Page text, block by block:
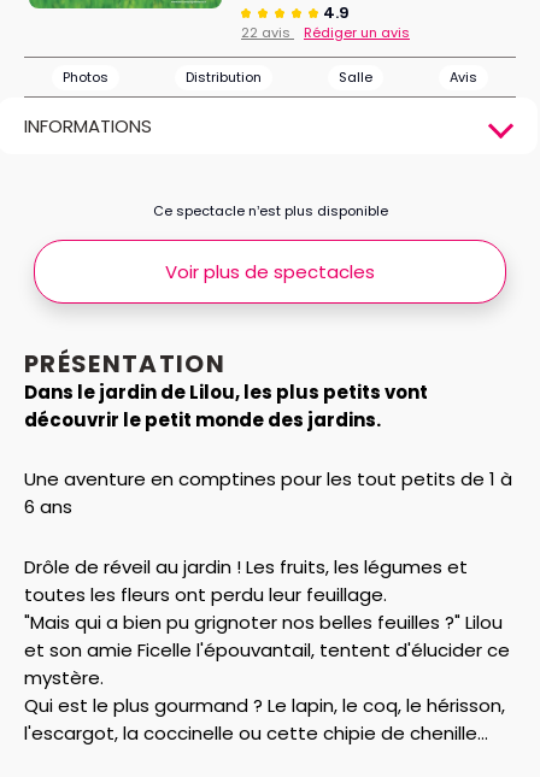
4.9
22 avis Rédiger un avis
Photos Distribution Salle Avis
INFORMATIONS
PRÉSENTATION
Dans le jardin de Lilou, les plus petits vont
découvrir le petit monde des jardins.
Une aventure en comptines pour les tout petits de 1 à
6 ans
Drôle de réveil au jardin ! Les fruits, les légumes et
toutes les fleurs ont perdu leur feuillage.
"Mais qui a bien pu grignoter nos belles feuilles ?" Lilou
et son amie Ficelle l'épouvantail, tentent d'élucider ce
mystère.
Qui est le plus gourmand ? Le lapin, le coq, le hérisson,
l'escargot, la coccinelle ou cette chipie de chenille...
Ce spectacle n’est plus disponible
Voir plus de spectacles